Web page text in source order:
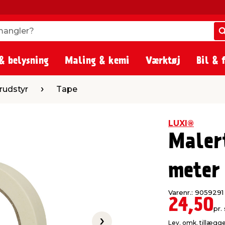
belysning Maling & kemi Værktøj Bil &
Tape Tape
LUXI®
Varenr.: 9059291
24,50pr.
Lev. omk.